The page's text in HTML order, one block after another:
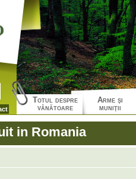
Totul despre
vânătoare
Arme şi
muniţii
in Romania